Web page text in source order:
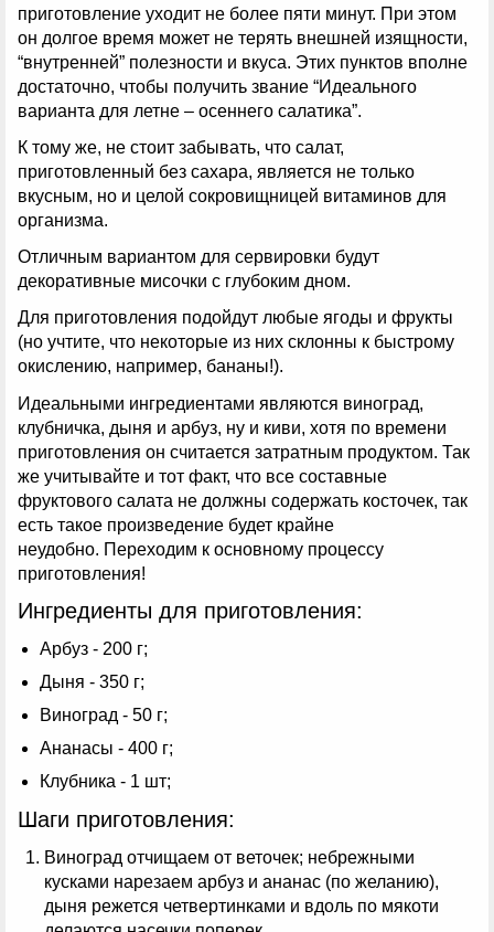
приготовление уходит не более пяти минут. При этом
он долгое время может не терять внешней изящности,
“внутренней” полезности и вкуса. Этих пунктов вполне
достаточно, чтобы получить звание “Идеального
варианта для летне – осеннего салатика”.
К тому же, не стоит забывать, что салат,
приготовленный без сахара, является не только
вкусным, но и целой сокровищницей витаминов для
организма.
Отличным вариантом для сервировки будут
декоративные мисочки с глубоким дном.
Для приготовления подойдут любые ягоды и фрукты
(но учтите, что некоторые из них склонны к быстрому
окислению, например, бананы!).
Идеальными ингредиентами являются виноград,
клубничка, дыня и арбуз, ну и киви, хотя по времени
приготовления он считается затратным продуктом. Так
же учитывайте и тот факт, что все составные
фруктового салата не должны содержать косточек, так
есть такое произведение будет крайне
неудобно. Переходим к основному процессу
приготовления!
Ингредиенты для приготовления:
Арбуз - 200 г;
Дыня - 350 г;
Виноград - 50 г;
Ананасы - 400 г;
Клубника - 1 шт;
Шаги приготовления:
Виноград отчищаем от веточек; небрежными
кусками нарезаем арбуз и ананас (по желанию),
дыня режется четвертинками и вдоль по мякоти